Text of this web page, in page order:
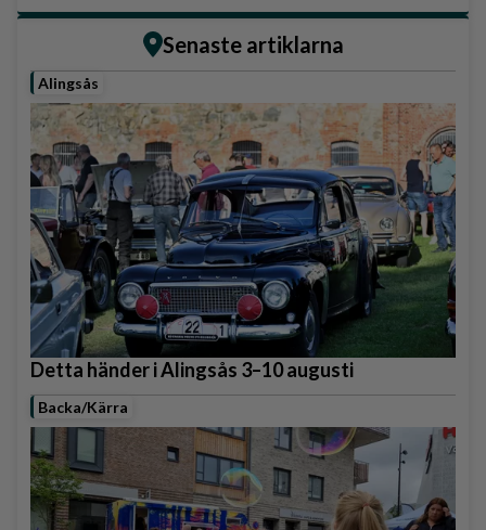
Senaste artiklarna
Alingsås
Detta händer i Alingsås 3–10 augusti
Backa/Kärra